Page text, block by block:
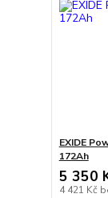
EXIDE
172Ah
5 350
4 421 Kč